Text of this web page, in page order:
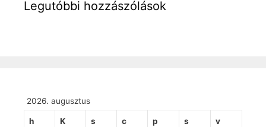
Legutóbbi hozzászólások
2026. augusztus
h K s c p s v